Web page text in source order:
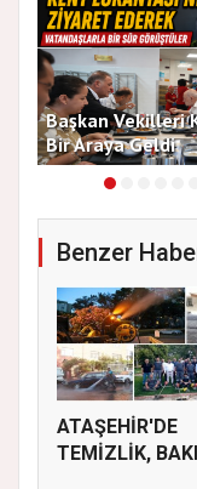
Başkan Vekilleri
Bir Araya Geldi
Benzer
ATAŞEHİR'DE
TEMİZLİK,